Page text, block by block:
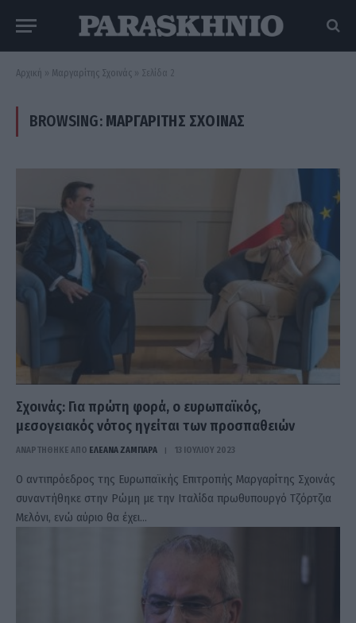
Αρχική » Μαργαρίτης Σχοινάς » Σελίδα 2
BROWSING: ΜΑΡΓΑΡΊΤΗΣ ΣΧΟΙΝΆΣ
Σχοινάς: Για πρώτη φορά, ο ευρωπαϊκός,
μεσογειακός νότος ηγείται των προσπαθειών
ΑΝΑΡΤΗΘΗΚΕ ΑΠΟ ΕΛΕΑΝΑ ΖΑΜΠΑΡΑ 13 ΙΟΥΛΊΟΥ 2023
Ο αντιπρόεδρος της Ευρωπαϊκής Επιτροπής Μαργαρίτης Σχοινάς
συναντήθηκε στην Ρώμη με την Ιταλίδα πρωθυπουργό Τζόρτζια
Μελόνι, ενώ αύριο θα έχει…